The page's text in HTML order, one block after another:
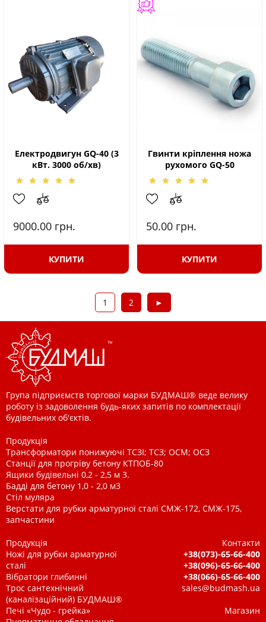
Електродвигун GQ-40 (3
кВт. 3000 об/хв)
9000.00 грн.
КУПИТИ
Гвинти кріплення ножа
рухомого GQ-50
50.00 грн.
КУПИТИ
1 2 ►
Група підприємств торгової марки БУДМАШ® веде велику
роботу із задоволення будь-яких запитів по комплектації
будівельних об'єктів.
Продукція
Трансформатори понижуючі ТСЗІ; ТСЗ; ОСМ; ОСЗ
Станції для прогріву бетону КТПОБ-80
Ящики будівельні 0,2 - 2,5 м 3.
Бадді для бетону 1,0 - 2,0 м3
Стіл муляра
Верстати для рубки арматурної сталі СМЖ-172, СМЖ-175,
запчастини
Продукція
Ножі для рубки арматурної
сталі
Вібратори глибинні
Трос сантехнічний
(каналізаційний) БУДМАШ®
Печі «Чудо - грейка»
Контакти
+38(073)-65-66-400
+38(096)-65-66-400
+38(066)-65-66-400
sales@budmash.ua
Магазин